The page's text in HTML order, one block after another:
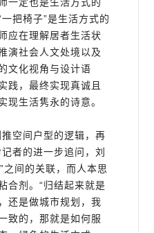
把椅子”是生活方式的
应在理解居者生活状
演社会人文处境以及
文化视角与设计语
践，最终实现真诚且
现生活隽永的诗意。
空间户型的逻辑，再
者的进一步追问，刘
之间的关联，而人本思
合剂。“归结起来就是
还是做城市规划，我
致的，那就是如何服